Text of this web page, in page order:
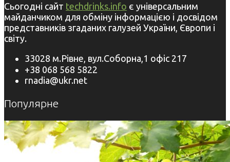
Сьогодні сайт techdrinks.info є універсальним
майданчиком для обміну інформацією і досвідом
представників згаданих галузей України, Європи і
світу.
33028 м.Рівне, вул.Соборна,1 офіс 217
+38 068 568 5822
rnadia@ukr.net
Популярне